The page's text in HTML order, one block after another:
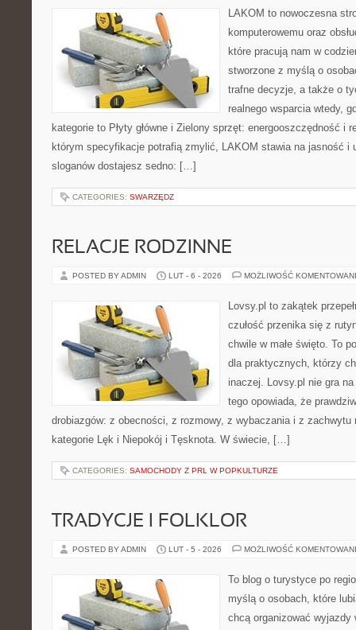
LAKOM to nowoczesna
komputerowemu oraz
które pracują nam w
stworzone z myślą o
trafne decyzje, a także o
realnego wsparcia wtedy,
kategorie to Płyty główne i Zielony sprzęt: energooszczędność i
którym specyfikacje potrafią zmylić, LAKOM stawia na jasność i
sloganów dostajesz sedno: […]
CATEGORIES: SWARZĘDZ
RELACJE RODZINNE
POSTED BY ADMIN LUT - 6 - 2026 MOŻLIWOŚĆ
Lovsy.pl to zakątek
czułość przenika się z
chwile w małe święto. To
dla praktycznych, którzy
inaczej. Lovsy.pl nie gra
tego opowiada, że
drobiazgów: z obecności, z rozmowy, z wybaczania i z
kategorie Lęk i Niepokój i Tęsknota. W świecie, […]
CATEGORIES: SAMOCHODY Z PRL W POPKULTURZE
TRADYCJE I FOLKLOR
POSTED BY ADMIN LUT - 5 - 2026 MOŻLIWOŚĆ
To blog o turystyce po
myślą o osobach, które
chcą organizować wyjazdy